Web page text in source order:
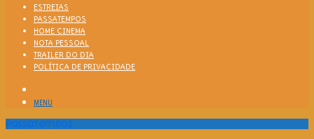
ESTREIAS
PASSATEMPOS
HOME CINEMA
NOTA PESSOAL
TRAILER DO DIA
POLÍTICA DE PRIVACIDADE
MENU
Passatempos